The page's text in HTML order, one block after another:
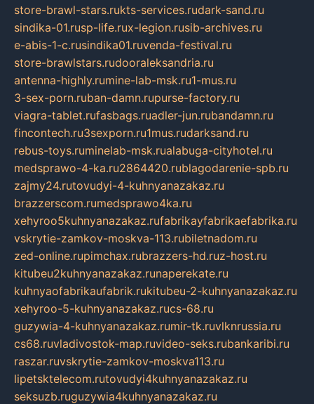
store-brawl-stars.rukts-services.rudark-sand.ru
sindika-01.rusp-life.rux-legion.rusib-archives.ru
e-abis-1-c.rusindika01.ruvenda-festival.ru
store-brawlstars.rudooraleksandria.ru
antenna-highly.rumine-lab-msk.ru1-mus.ru
3-sex-porn.ruban-damn.rupurse-factory.ru
viagra-tablet.rufasbags.ruadler-jun.rubandamn.ru
fincontech.ru3sexporn.ru1mus.rudarksand.ru
rebus-toys.ruminelab-msk.rualabuga-cityhotel.ru
medsprawo-4-ka.ru2864420.rublagodarenie-spb.ru
zajmy24.rutovudyi-4-kuhnyanazakaz.ru
brazzerscom.rumedsprawo4ka.ru
xehyroo5kuhnyanazakaz.rufabrikayfabrikaefabrika.ru
vskrytie-zamkov-moskva-113.rubiletnadom.ru
zed-online.rupimchax.rubrazzers-hd.ruz-host.ru
kitubeu2kuhnyanazakaz.runaperekate.ru
kuhnyaofabrikaufabrik.rukitubeu-2-kuhnyanazakaz.ru
xehyroo-5-kuhnyanazakaz.rucs-68.ru
guzywia-4-kuhnyanazakaz.rumir-tk.ruvlknrussia.ru
cs68.ruvladivostok-map.ruvideo-seks.rubankaribi.ru
raszar.ruvskrytie-zamkov-moskva113.ru
lipetsktelecom.rutovudyi4kuhnyanazakaz.ru
seksuzb.ruguzywia4kuhnyanazakaz.ru